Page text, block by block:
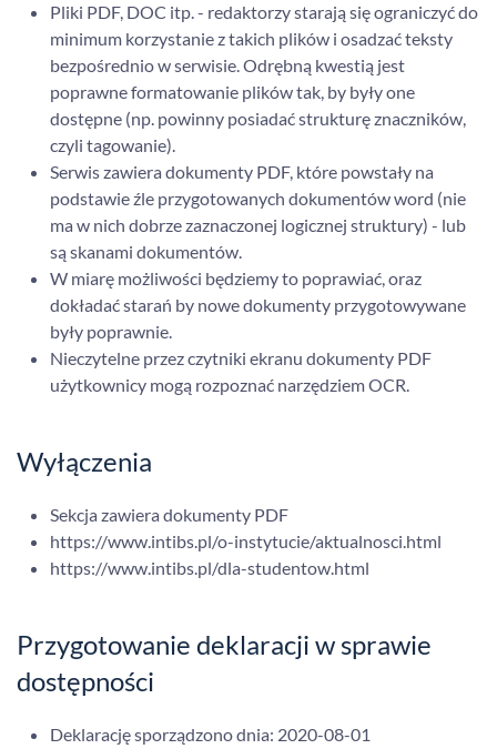
Pliki PDF, DOC itp. - redaktorzy starają się ograniczyć do
minimum korzystanie z takich plików i osadzać teksty
bezpośrednio w serwisie. Odrębną kwestią jest
poprawne formatowanie plików tak, by były one
dostępne (np. powinny posiadać strukturę znaczników,
czyli tagowanie).
Serwis zawiera dokumenty PDF, które powstały na
podstawie źle przygotowanych dokumentów word (nie
ma w nich dobrze zaznaczonej logicznej struktury) - lub
są skanami dokumentów.
W miarę możliwości będziemy to poprawiać, oraz
dokładać starań by nowe dokumenty przygotowywane
były poprawnie.
Nieczytelne przez czytniki ekranu dokumenty PDF
użytkownicy mogą rozpoznać narzędziem OCR.
Wyłączenia
Sekcja zawiera dokumenty PDF
https://www.intibs.pl/o-instytucie/aktualnosci.html
https://www.intibs.pl/dla-studentow.html
Przygotowanie deklaracji w sprawie
dostępności
Deklarację sporządzono dnia: 2020-08-01